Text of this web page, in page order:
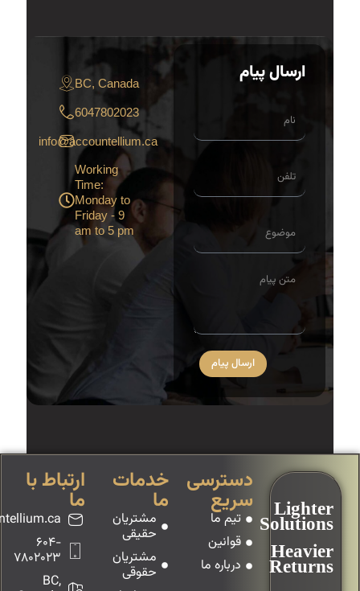
ارسال پيام
ارسال پیام
BC, Canada
6047802023
info@accountellium.ca
Working
Time:
Monday to
Friday - 9
am to 5 pm
Lighter
Solutions
Heavier
Returns
دسترسی
سریع
تیم ما
قوانین
درباره ما
خدمات
ما
مشتریان
حقیقی
مشتریان
حقوقی
ارتباط با
ما
604-
7802023
BC,